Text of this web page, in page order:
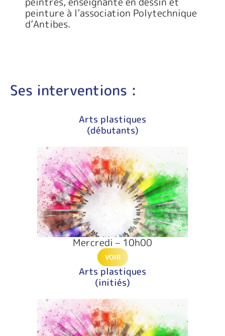
peinture à l’association Polytechnique
d’Antibes.
Ses interventions :
Arts plastiques
(débutants)
Mercredi – 10h00
VOIR
Arts plastiques
(initiés)